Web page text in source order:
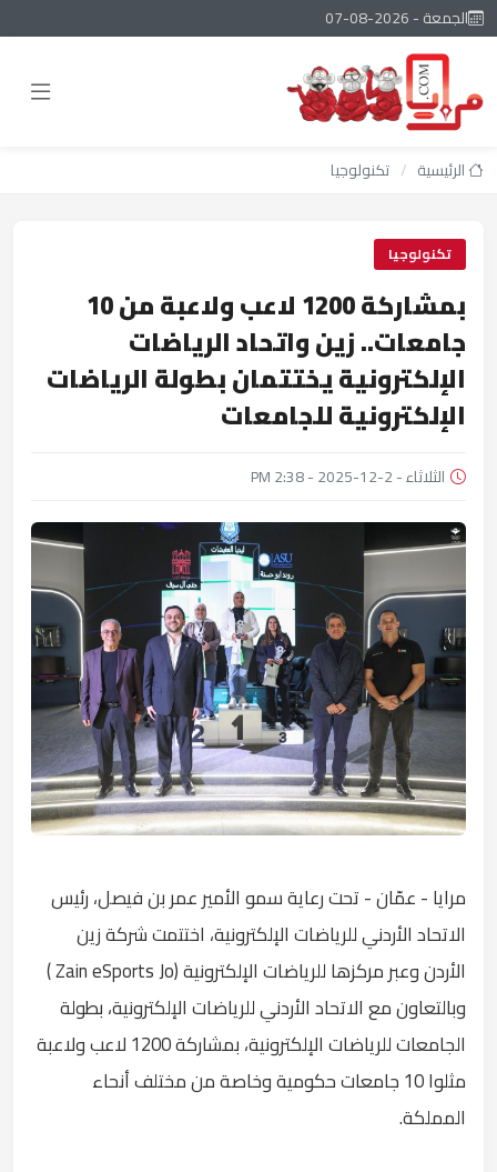
الجمعة - 2026-08-07
الرئيسية / تكنولوجيا
تكنولوجيا
بمشاركة 1200 لاعب ولاعبة من 10
جامعات.. زين واتحاد الرياضات
الإلكترونية يختتمان بطولة الرياضات
الإلكترونية للجامعات
الثلاثاء - 2-12-2025 - 2:38 PM
مرايا - عمّان - تحت رعاية سمو الأمير عمر بن فيصل، رئيس
الاتحاد الأردني للرياضات الإلكترونية، اختتمت شركة زين
الأردن وعبر مركزها للرياضات الإلكترونية (Zain eSports Jo )
وبالتعاون مع الاتحاد الأردني للرياضات الإلكترونية، بطولة
الجامعات للرياضات الإلكترونية، بمشاركة 1200 لاعب ولاعبة
مثلوا 10 جامعات حكومية وخاصة من مختلف أنحاء
المملكة.